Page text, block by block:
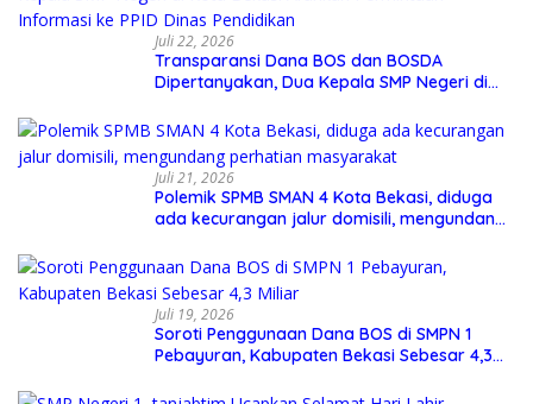
Juli 22, 2026
Transparansi Dana BOS dan BOSDA
Dipertanyakan, Dua Kepala SMP Negeri di
ke PPID Dinas Pendidikan
Juli 21, 2026
Polemik SPMB SMAN 4 Kota Bekasi, diduga
ada kecurangan jalur domisili, mengundang
Juli 19, 2026
Soroti Penggunaan Dana BOS di SMPN 1
Pebayuran, Kabupaten Bekasi Sebesar 4,3